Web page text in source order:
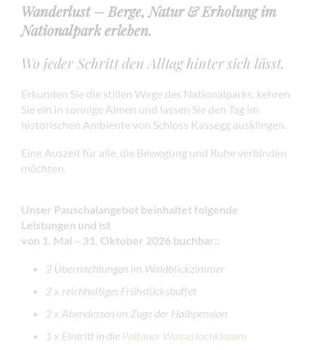
Wanderlust – Berge, Natur & Erholung im
Nationalpark erleben.
Wo jeder Schritt den Alltag hinter sich lässt.
Erkunden Sie die stillen Wege des Nationalparks, kehren
Sie ein in sonnige Almen und lassen Sie den Tag im
historischen Ambiente von Schloss Kassegg ausklingen.
Eine Auszeit für alle, die Bewegung und Ruhe verbinden
möchten.
Unser Pauschalangebot beinhaltet folgende
Leistungen und ist
von 1. Mai – 31. Oktober 2026 buchbar::
2 Übernachtungen im Waldblickzimmer
2 x reichhaltiges Frühstücksbuffet
2 x Abendessen im Zuge der Halbpension
1 x Eintritt in die Palfauer Wasserlochklamm